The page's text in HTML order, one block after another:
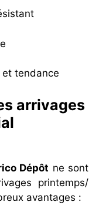
tendance
arrivages
Dépôt ne sont
printemps/
avantages :